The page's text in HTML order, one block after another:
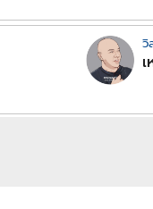
วิ